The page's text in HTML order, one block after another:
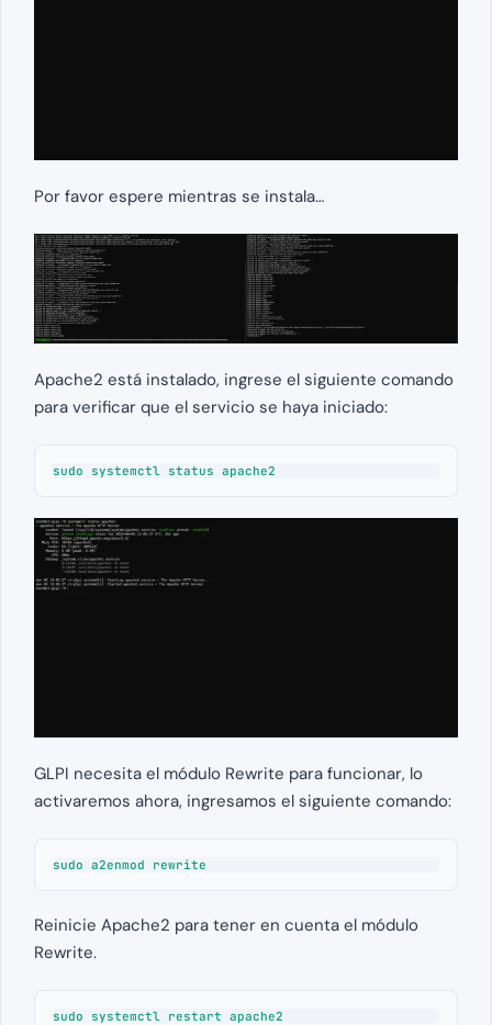
Por favor espere mientras se instala…
Apache2 está instalado, ingrese el siguiente comando
para verificar que el servicio se haya iniciado:
sudo systemctl status apache2
GLPI necesita el módulo Rewrite para funcionar, lo
activaremos ahora, ingresamos el siguiente comando:
sudo a2enmod rewrite
Reinicie Apache2 para tener en cuenta el módulo
Rewrite.
sudo systemctl restart apache2